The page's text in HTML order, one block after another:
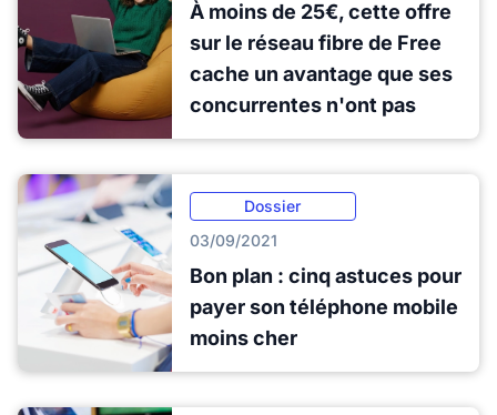
À moins de 25€, cette offre
sur le réseau fibre de Free
cache un avantage que ses
concurrentes n'ont pas
Dossier
03/09/2021
Bon plan : cinq astuces pour
payer son téléphone mobile
moins cher